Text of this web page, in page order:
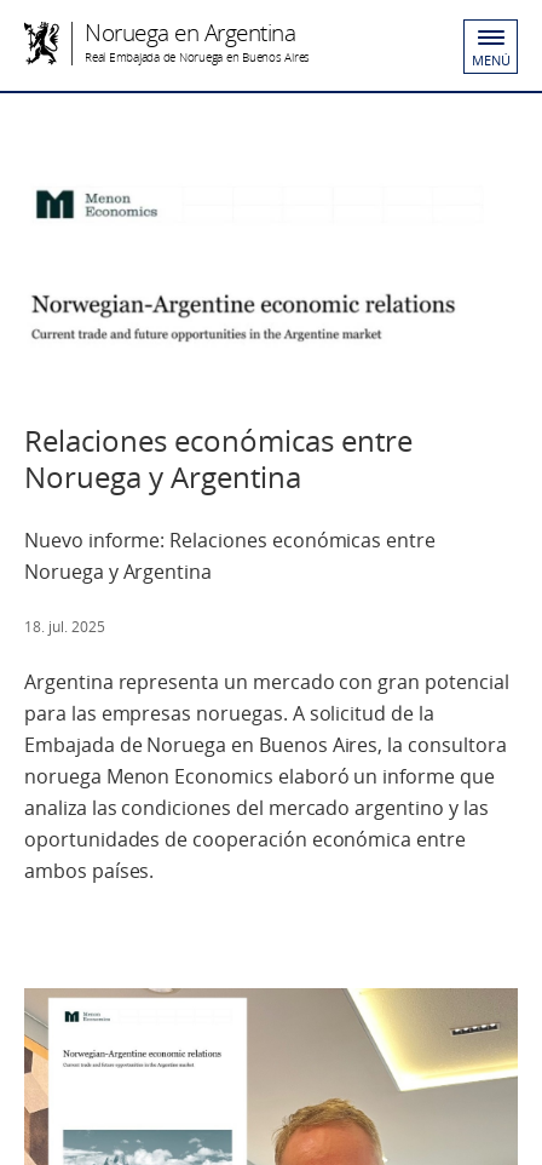
Noruega en Argentina
Real Embajada de Noruega en Buenos Aires MENÚ
Relaciones económicas entre
Noruega y Argentina
Nuevo informe: Relaciones económicas entre
Noruega y Argentina
18. jul. 2025
Argentina representa un mercado con gran potencial
para las empresas noruegas. A solicitud de la
Embajada de Noruega en Buenos Aires, la consultora
noruega Menon Economics elaboró un informe que
analiza las condiciones del mercado argentino y las
oportunidades de cooperación económica entre
ambos países.